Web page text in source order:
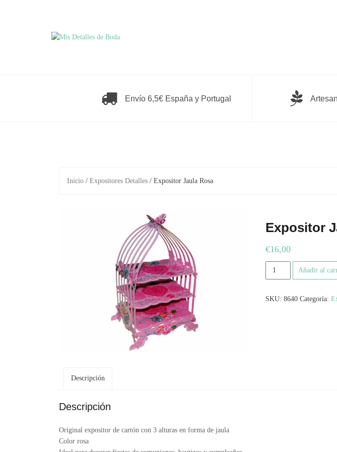
Envío 6,5€ España y Portugal
Inicio / Expositores Detalles / Expositor Jaula Rosa
Expositor
€16,00
Expositor
Jaula
cantidad
Añadir al
SKU: 8640 Categoría:
Descripción
Descripción
Original expositor de cartón con 3 alturas en forma de jaula
Color rosa